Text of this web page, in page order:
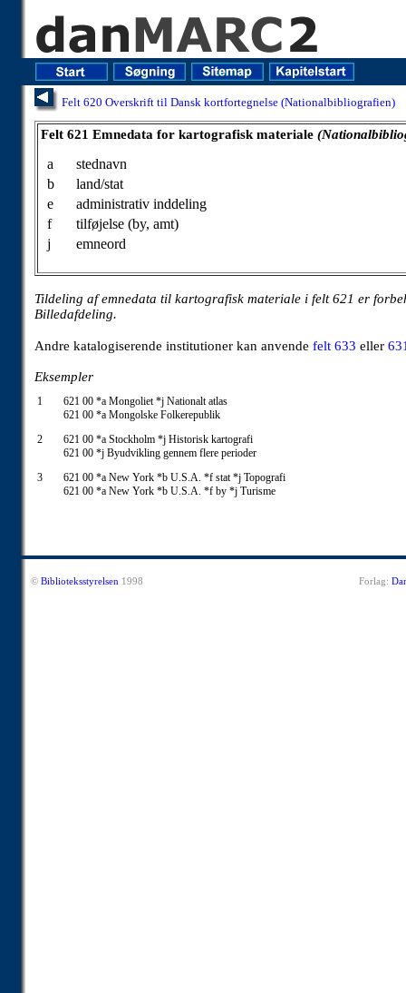
Felt 620 Overskrift til Dansk kortfortegnelse (Nationalbibliografien)
Felt 621 Emnedata for kartografisk materiale
a
stednavn
b
land/stat
e
administrativ inddeling
f
tilføjelse (by, amt)
j
emneord
Tildeling af emnedata til kartografisk materiale i felt 621 er
Billedafdeling.
Andre katalogiserende institutioner kan anvende felt 633 eller
Eksempler
1
621 00 *a Mongoliet *j Nationalt atlas
621 00 *a Mongolske Folkerepublik
2
621 00 *a Stockholm *j Historisk kartografi
621 00 *j Byudvikling gennem flere perioder
3
621 00 *a New York *b U.S.A. *f stat *j Topografi
621 00 *a New York *b U.S.A. *f by *j Turisme
© Biblioteksstyrelsen 1998 Forlag: